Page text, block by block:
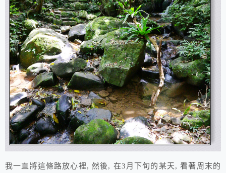
我一直將這條路放心裡, 然後, 在3月下旬的某天, 看著周末的